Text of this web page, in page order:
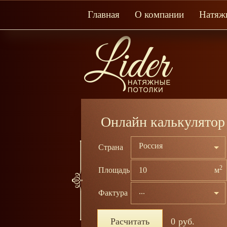
Главная О компании
Онлайн калькулятор
Страна Россия
Площадь м2
Фактура ...
Расчитать 0 руб.
производства Бельгия по